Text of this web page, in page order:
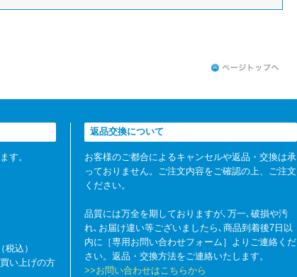
す。
込）
い上げの方
返品交換について
お客様のご都合によるキャンセルや返品・交換は承
っておりません。ご注文内容をご確認の上、ご注文
ください。
品質には万全を期しておりますが､万一､破損や汚
れ､お届け違い等ございましたら､商品到着後7日以
内に［専用お問い合わせフォーム］よりご連絡くだ
さい。返品・交換方法をご連絡いたします。
>>お問い合わせはこちらから